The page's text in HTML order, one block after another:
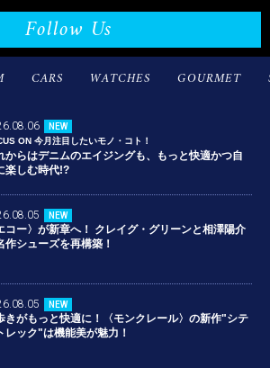
Follow Us
CARS WATCHES GOURMET
NEW
ON 今月注目したいモノ・コト！
からはデニムのエイジングも、もっと快適かつ自
楽しむ時代!?
NEW
コー〉が新章へ！ クレイグ・グリーンと相澤陽介
作シューズを再構築！
NEW
きがもっと快適に！〈モンクレール〉の新作"シテ
レック"は機能美が魅力！